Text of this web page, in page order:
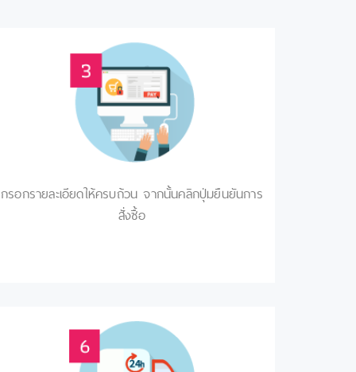
กรอกรายละเอียดให้ครบถ้วน จากนั้นคลิกปุ่มยืนยันการ
สั่งซื้อ